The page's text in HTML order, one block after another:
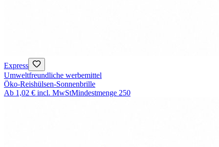
Express
Umweltfreundliche werbemittel
Öko-Reishülsen-Sonnenbrille
Ab 1,02 € incl. MwStMindestmenge 250